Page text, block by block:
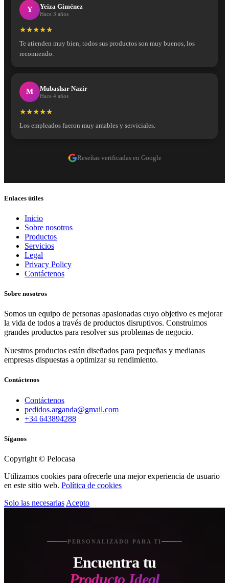
Y Yeiza Giménez
Hace 3 años
★★★★★
Te atienden muy bien, todos sus productos son muy buenos, los
recomiendo.
M Mubashar Nazir
Hace 4 años
★★★★★
Los empleados fueron muy amables y serviciales.
Reseñas verificadas en Google
Enlaces útiles
Inicio
Sobre nosotros
Productos
Servicios
Legal
Privacy Policy
Contáctenos
Sobre nosotros
Somos un equipo de personas apasionadas cuyo objetivo es mejorar
la vida de todos a través de productos disruptivos. Construimos
grandes productos para resolver sus problemas de negocio.
Nuestros productos están diseñados para pequeñas y medianas
empresas dispuestas a optimizar su rendimiento.
Contáctenos
Contáctenos
pedidos.arganda@gmail.com
+34 643894288
Síganos
Copyright © Pelocasa
Utilizamos cookies para ofrecerle una mejor experiencia de usuario
en este sitio web. Política de cookies
Solo las necesarias Acepto
PERSONALIZADO PARA TI
Encuentra tu
Producto Ideal